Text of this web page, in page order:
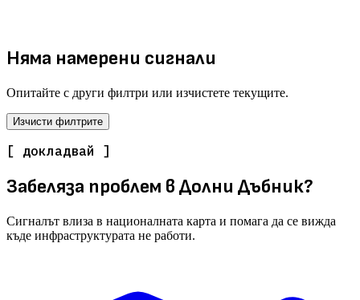
Няма намерени сигнали
Опитайте с други филтри или изчистете текущите.
Изчисти филтрите
[ докладвай ]
Забеляза проблем в Долни Дъбник?
Сигналът влиза в националната карта и помага да се вижда
къде инфраструктурата не работи.